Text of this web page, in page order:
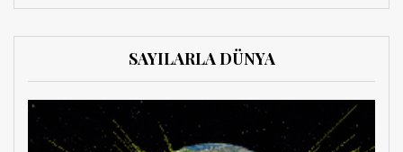
SAYILARLA DÜNYA